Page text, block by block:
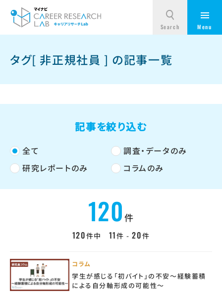
タグ[ 非正規社員 ] の記事一覧
記事を絞り込む
全て
調査・データのみ
研究レポートのみ
コラムのみ
120件
120件中 11件 -20件
コラム
学生が感じる「初バイト」の不安～経験蓄積
による自分軸形成の可能性～